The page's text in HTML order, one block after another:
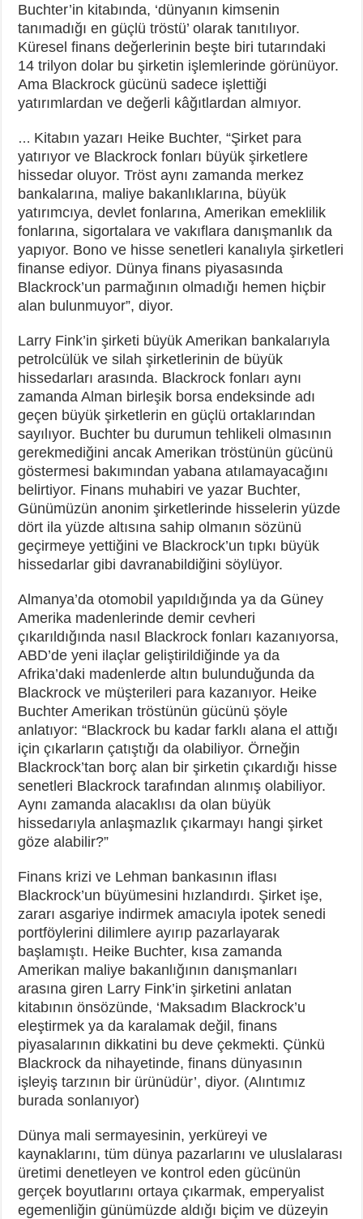
Buchter’in kitabında, ‘dünyanın kimsenin
tanımadığı en güçlü tröstü’ olarak tanıtılıyor.
Küresel finans değerlerinin beşte biri tutarındaki
14 trilyon dolar bu şirketin işlemlerinde görünüyor.
Ama Blackrock gücünü sadece işlettiği
yatırımlardan ve değerli kâğıtlardan almıyor.
… Kitabın yazarı Heike Buchter, “Şirket para
yatırıyor ve Blackrock fonları büyük şirketlere
hissedar oluyor. Tröst aynı zamanda merkez
bankalarına, maliye bakanlıklarına, büyük
yatırımcıya, devlet fonlarına, Amerikan emeklilik
fonlarına, sigortalara ve vakıflara danışmanlık da
yapıyor. Bono ve hisse senetleri kanalıyla şirketleri
finanse ediyor. Dünya finans piyasasında
Blackrock’un parmağının olmadığı hemen hiçbir
alan bulunmuyor”, diyor.
Larry Fink’in şirketi büyük Amerikan bankalarıyla
petrolcülük ve silah şirketlerinin de büyük
hissedarları arasında. Blackrock fonları aynı
zamanda Alman birleşik borsa endeksinde adı
geçen büyük şirketlerin en güçlü ortaklarından
sayılıyor. Buchter bu durumun tehlikeli olmasının
gerekmediğini ancak Amerikan tröstünün gücünü
göstermesi bakımından yabana atılamayacağını
belirtiyor. Finans muhabiri ve yazar Buchter,
Günümüzün anonim şirketlerinde hisselerin yüzde
dört ila yüzde altısına sahip olmanın sözünü
geçirmeye yettiğini ve Blackrock’un tıpkı büyük
hissedarlar gibi davranabildiğini söylüyor.
Almanya’da otomobil yapıldığında ya da Güney
Amerika madenlerinde demir cevheri
çıkarıldığında nasıl Blackrock fonları kazanıyorsa,
ABD’de yeni ilaçlar geliştirildiğinde ya da
Afrika’daki madenlerde altın bulunduğunda da
Blackrock ve müşterileri para kazanıyor. Heike
Buchter Amerikan tröstünün gücünü şöyle
anlatıyor: “Blackrock bu kadar farklı alana el attığı
için çıkarların çatıştığı da olabiliyor. Örneğin
Blackrock’tan borç alan bir şirketin çıkardığı hisse
senetleri Blackrock tarafından alınmış olabiliyor.
Aynı zamanda alacaklısı da olan büyük
hissedarıyla anlaşmazlık çıkarmayı hangi şirket
göze alabilir?”
Finans krizi ve Lehman bankasının iflası
Blackrock’un büyümesini hızlandırdı. Şirket işe,
zararı asgariye indirmek amacıyla ipotek senedi
portföylerini dilimlere ayırıp pazarlayarak
başlamıştı. Heike Buchter, kısa zamanda
Amerikan maliye bakanlığının danışmanları
arasına giren Larry Fink’in şirketini anlatan
kitabının önsözünde, ‘Maksadım Blackrock’u
eleştirmek ya da karalamak değil, finans
piyasalarının dikkatini bu deve çekmekti. Çünkü
Blackrock da nihayetinde, finans dünyasının
işleyiş tarzının bir ürünüdür’, diyor. (Alıntımız
burada sonlanıyor)
Dünya mali sermayesinin, yerküreyi ve
kaynaklarını, tüm dünya pazarlarını ve uluslalarası
üretimi denetleyen ve kontrol eden gücünün
gerçek boyutlarını ortaya çıkarmak, emperyalist
egemenliğin günümüzde aldığı biçim ve düzeyin